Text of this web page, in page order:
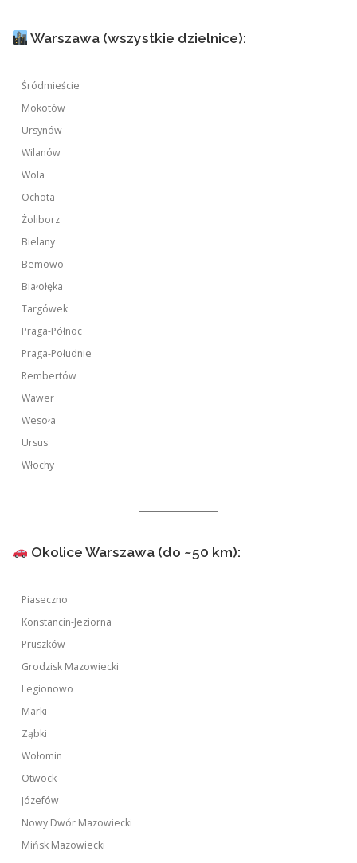
Warszawa (wszystkie dzielnice):
Śródmieście
Mokotów
Ursynów
Wilanów
Wola
Ochota
Żoliborz
Bielany
Bemowo
Białołęka
Targówek
Praga-Północ
Praga-Południe
Rembertów
Wawer
Wesoła
Ursus
Włochy
Okolice Warszawa (do ~50 km):
Piaseczno
Konstancin-Jeziorna
Pruszków
Grodzisk Mazowiecki
Legionowo
Marki
Ząbki
Wołomin
Otwock
Józefów
Nowy Dwór Mazowiecki
Mińsk Mazowiecki